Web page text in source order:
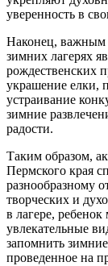
уверенность в
Наконец, важным
зимних лагерях
рождественских
украшение елки,
устраивание
зимние
радости.
Таким образом,
Пермского края
разнообразному
творческих и
в лагере,
увлекательные
запомнить
проведенное на